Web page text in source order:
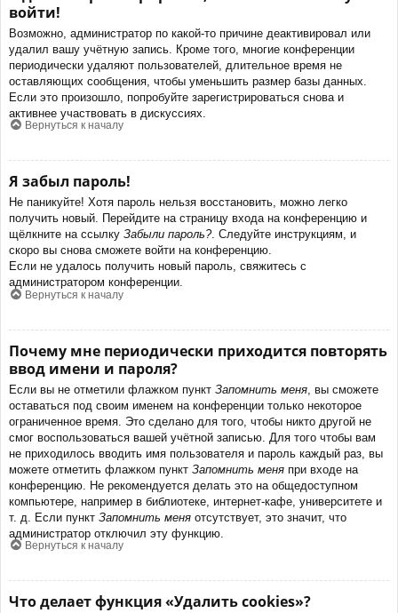
войти!
Возможно, администратор по какой-то причине деактивировал или
удалил вашу учётную запись. Кроме того, многие конференции
периодически удаляют пользователей, длительное время не
оставляющих сообщения, чтобы уменьшить размер базы данных.
Если это произошло, попробуйте зарегистрироваться снова и
активнее участвовать в дискуссиях.
Вернуться к началу
Я забыл пароль!
Не паникуйте! Хотя пароль нельзя восстановить, можно легко
получить новый. Перейдите на страницу входа на конференцию и
щёлкните на ссылку Забыли пароль?. Следуйте инструкциям, и
скоро вы снова сможете войти на конференцию.
Если не удалось получить новый пароль, свяжитесь с
администратором конференции.
Вернуться к началу
Почему мне периодически приходится повторять
ввод имени и пароля?
Если вы не отметили флажком пункт Запомнить меня , вы сможете
оставаться под своим именем на конференции только некоторое
ограниченное время. Это сделано для того, чтобы никто другой не
смог воспользоваться вашей учётной записью. Для того чтобы вам
не приходилось вводить имя пользователя и пароль каждый раз, вы
можете отметить флажком пункт Запомнить меня при входе на
конференцию. Не рекомендуется делать это на общедоступном
компьютере, например в библиотеке, интернет-кафе, университете и
т. д. Если пункт Запомнить меня отсутствует, это значит, что
администратор отключил эту функцию.
Вернуться к началу
Что делает функция «Удалить cookies»?